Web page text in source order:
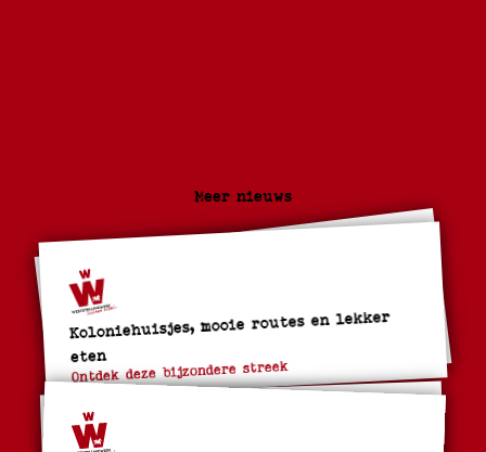
Meer nieuws
Koloniehuisjes, mooie routes en lekker
eten
Ontdek deze bijzondere streek